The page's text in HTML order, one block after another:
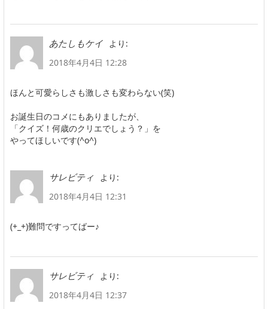
あたしもケイ
より:
2018年4月4日 12:28
ほんと可愛らしさも激しさも変わらない(笑)
お誕生日のコメにもありましたが、
「クイズ！何歳のクリエでしょう？」を
やってほしいです(^o^)
サレビティ
より:
2018年4月4日 12:31
(+_+)難問ですってばー♪
サレビティ
より:
2018年4月4日 12:37